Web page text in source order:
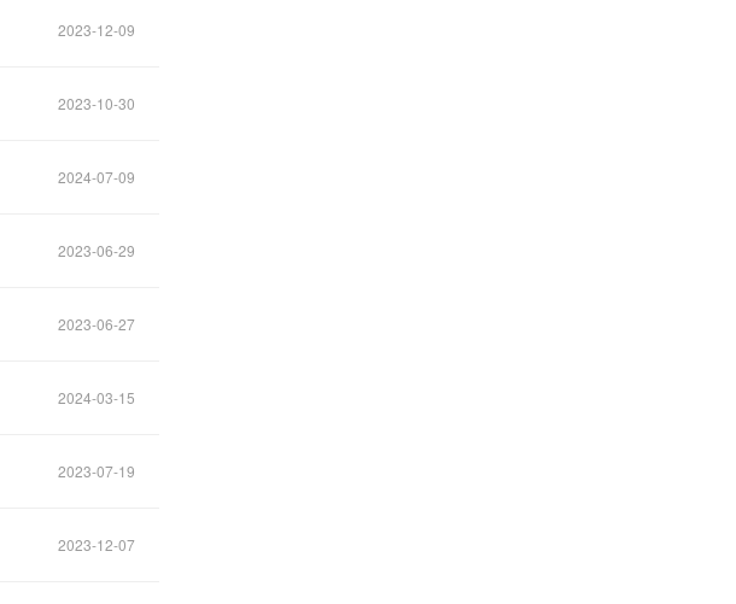
2023-12-09
2023-10-30
2024-07-09
2023-06-29
2023-06-27
2024-03-15
2023-07-19
2023-12-07